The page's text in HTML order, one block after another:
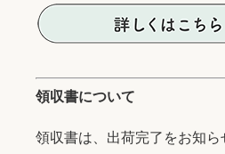
領収書について
領収書は、出荷完了をお知